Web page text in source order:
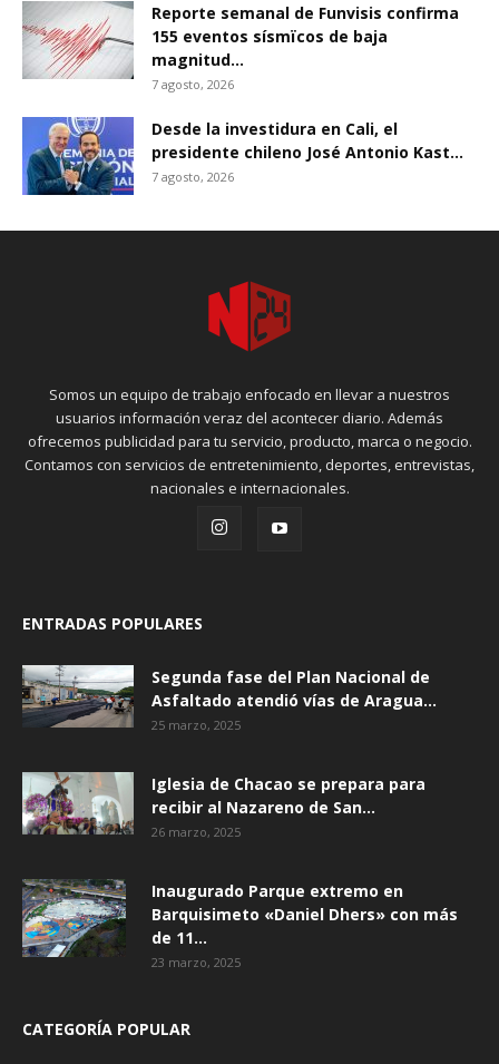
Reporte semanal de Funvisis confirma
155 eventos sísmïcos de baja
magnitud...
7 agosto, 2026
Desde la investidura en Cali, el
presidente chileno José Antonio Kast...
7 agosto, 2026
Somos un equipo de trabajo enfocado en llevar a nuestros
usuarios información veraz del acontecer diario. Además
ofrecemos publicidad para tu servicio, producto, marca o negocio.
Contamos con servicios de entretenimiento, deportes, entrevistas,
nacionales e internacionales.
ENTRADAS POPULARES
Segunda fase del Plan Nacional de
Asfaltado atendió vías de Aragua...
25 marzo, 2025
Iglesia de Chacao se prepara para
recibir al Nazareno de San...
26 marzo, 2025
Inaugurado Parque extremo en
Barquisimeto «Daniel Dhers» con más
de 11...
23 marzo, 2025
CATEGORÍA POPULAR